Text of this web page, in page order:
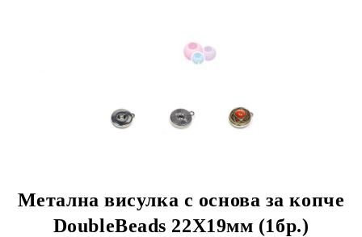
Метална висулка с основа за копче
DoubleBeads 22Х19мм (1бр.)